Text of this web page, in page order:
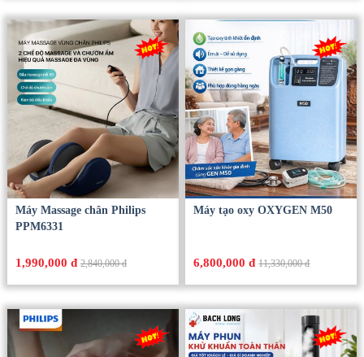
Máy Massage chân Philips
PPM6331
1,990,000 đ 2,840,000 đ
Máy tạo oxy OXYGEN M50
6,800,000 đ 11,330,000 đ